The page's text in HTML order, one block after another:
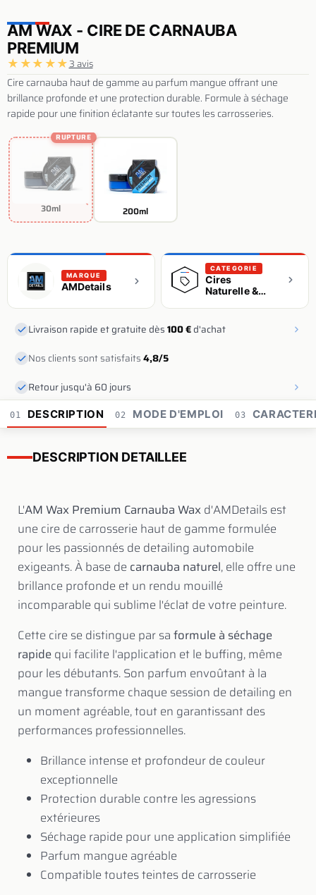
AM WAX - CIRE DE CARNAUBA
PREMIUM
★ ★★ ★★3 avis
Cire carnauba haut de gamme au parfum mangue offrant une
brillance profonde et une protection durable. Formule à séchage
rapide pour une finition éclatante sur toutes les carrosseries.
30ml
RUPTURE
200ml
MARQUE
AMDetails
CATEGORIE
Cires
Naturelle &
Livraison rapide et gratuite dès100 €d'achat
Nos clients sont satisfaits4,8/5
Retour jusqu'à 60 jours
01 DESCRIPTION 02 MODE D'EMPLOI 03
DESCRIPTION DETAILLEE
L'AM Wax Premium Carnauba Waxd'AMDetails est
une cire de carrosserie haut de gamme formulée
pour les passionnés de detailing automobile
exigeants. À base de carnauba naturel, elle offre une
brillance profonde et un rendu mouillé
incomparable qui sublime l'éclat de votre peinture.
Cette cire se distingue par saformule à séchage
rapidequi facilite l'application et le buffing, même
pour les débutants. Son parfum envoûtant à la
mangue transforme chaque session de detailing en
un moment agréable, tout en garantissant des
performances professionnelles.
Brillance intense et profondeur de couleur
exceptionnelle
Protection durable contre les agressions
extérieures
Séchage rapide pour une application simplifiée
Parfum mangue agréable
Compatible toutes teintes de carrosserie